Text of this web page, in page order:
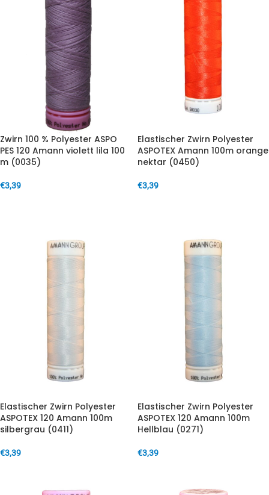
Zwirn 100 % Polyester ASPO
PES 120 Amann violett lila 100
m (0035)
€3,39
Elastischer Zwirn Polyester
ASPOTEX Amann 100m orange
nektar (0450)
€3,39
Elastischer Zwirn Polyester
ASPOTEX 120 Amann 100m
silbergrau (0411)
€3,39
Elastischer Zwirn Polyester
ASPOTEX 120 Amann 100m
Hellblau (0271)
€3,39